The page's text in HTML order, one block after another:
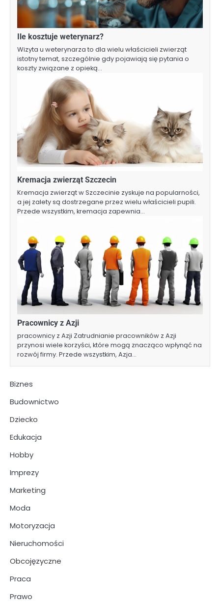
Ile kosztuje weterynarz?
Wizyta u weterynarza to dla wielu właścicieli zwierząt
istotny temat, szczególnie gdy pojawiają się pytania o
koszty związane z opieką…
Kremacja zwierząt Szczecin
Kremacja zwierząt w Szczecinie zyskuje na popularności,
a jej zalety są dostrzegane przez wielu właścicieli pupili.
Przede wszystkim, kremacja zapewnia…
Pracownicy z Azji
pracownicy z Azji Zatrudnianie pracowników z Azji
przynosi wiele korzyści, które mogą znacząco wpłynąć na
rozwój firmy. Przede wszystkim, Azja…
Biznes
Budownictwo
Dziecko
Edukacja
Hobby
Imprezy
Marketing
Moda
Motoryzacja
Nieruchomości
Obcojęzyczne
Praca
Prawo